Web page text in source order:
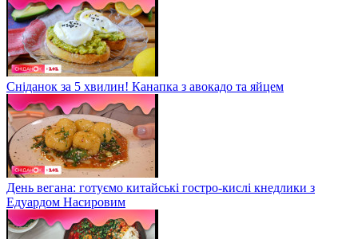
Сніданок за 5 хвилин! Канапка з авокадо та яйцем
День вегана: готуємо китайські гостро-кислі кнедлики з
Едуардом Насировим